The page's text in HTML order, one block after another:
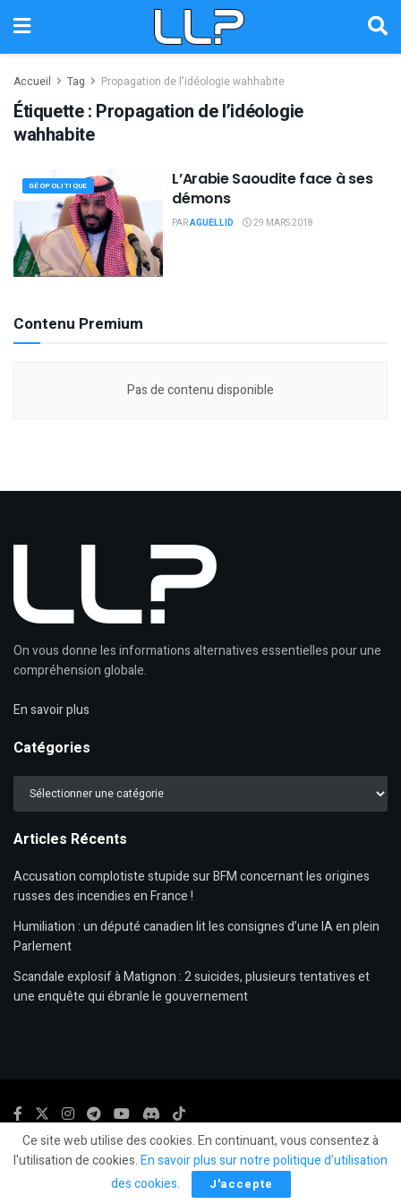
Accueil Tag Propagation de l'idéologie wahhabite
Étiquette : Propagation de l’idéologie
wahhabite
GÉOPOLITIQUE
L’Arabie Saoudite face à ses
démons
PARAGUELLID 29 MARS 2018
Contenu Premium
Pas de contenu disponible
On vous donne les informations alternatives essentielles pour une
compréhension globale.
En savoir plus
Catégories
Catégories
Articles Récents
Accusation complotiste stupide sur BFM concernant les origines
russes des incendies en France !
Humiliation : un député canadien lit les consignes d’une IA en plein
Parlement
Scandale explosif à Matignon : 2 suicides, plusieurs tentatives et
une enquête qui ébranle le gouvernement
© 2024LLP - LeLibrePenseur.org et Les Editions Fiat Lux-Mentions légales.
Social Media Auto PublishPowered By :XYZScripts.com
Ce site web utilise des cookies. En continuant, vous consentez à
l'utilisation de cookies.En savoir plus sur notre politique d’utilisation
des cookies. J'accepte